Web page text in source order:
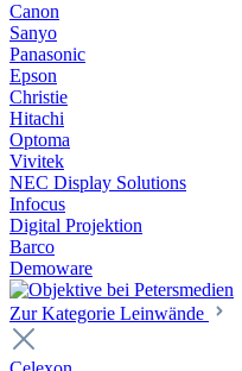
Canon
Sanyo
Panasonic
Epson
Christie
Hitachi
Optoma
Vivitek
NEC Display Solutions
Infocus
Digital Projektion
Barco
Demoware
Zur Kategorie Leinwände